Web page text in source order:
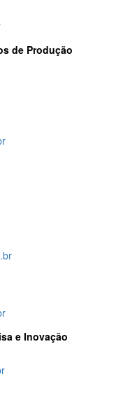
de Produção
e Inovação